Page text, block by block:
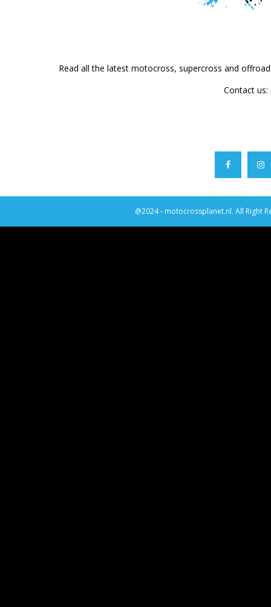
Read all the latest motocross, supercross and
Contact us:
@2024 - motocrossplanet.nl. All Right